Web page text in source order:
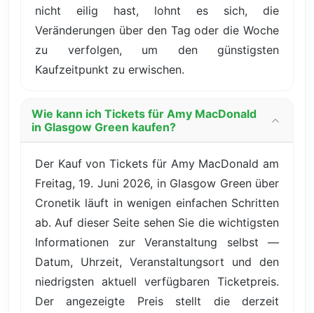
nicht eilig hast, lohnt es sich, die
Veränderungen über den Tag oder die Woche
zu verfolgen, um den günstigsten
Kaufzeitpunkt zu erwischen.
Wie kann ich Tickets für Amy MacDonald
in Glasgow Green kaufen?
Der Kauf von Tickets für Amy MacDonald am
Freitag, 19. Juni 2026, in Glasgow Green über
Cronetik läuft in wenigen einfachen Schritten
ab. Auf dieser Seite sehen Sie die wichtigsten
Informationen zur Veranstaltung selbst —
Datum, Uhrzeit, Veranstaltungsort und den
niedrigsten aktuell verfügbaren Ticketpreis.
Der angezeigte Preis stellt die derzeit